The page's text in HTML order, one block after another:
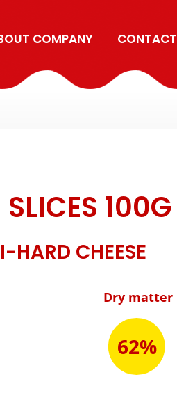
COMPANY CONTACT
100G
HARD CHEESE
Dry matter
62%